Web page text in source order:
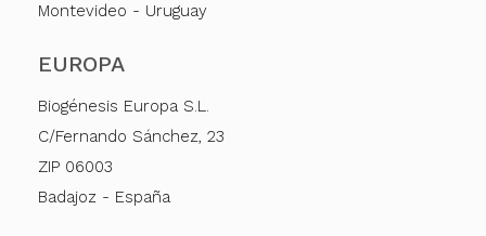
Montevideo - Uruguay
EUROPA
Biogénesis Europa S.L.
C/Fernando Sánchez, 23
ZIP 06003
Badajoz - España